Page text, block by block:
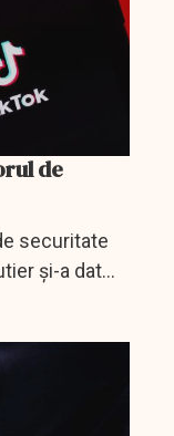
de
securitate
și-a dat